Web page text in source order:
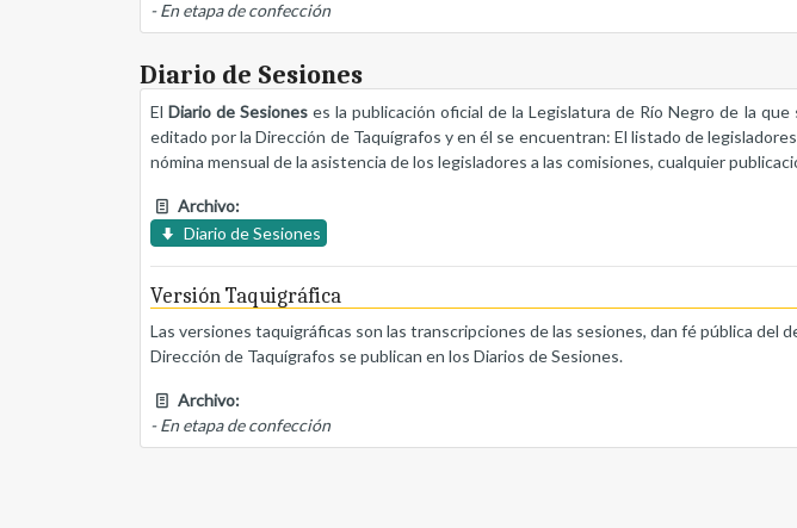
- En etapa de confección
Diario de Sesiones
ElDiario de Sesiones es la publicación oficial de la Legislatura de Río Negro de la
editado por la Dirección de Taquígrafos y en él se encuentran: El listado de
nómina mensual de la asistencia de los legisladores a las comisiones, cualquier
Archivo:
Diario de Sesiones
Versión Taquigráfica
Las versiones taquigráficas son las transcripciones de las sesiones, dan fé pública del
Dirección de Taquígrafos se publican en los Diarios de Sesiones.
Archivo:
- En etapa de confección